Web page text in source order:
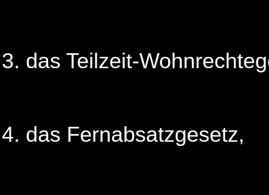
das Teilzeit-
das Fernabsatzgesetz,